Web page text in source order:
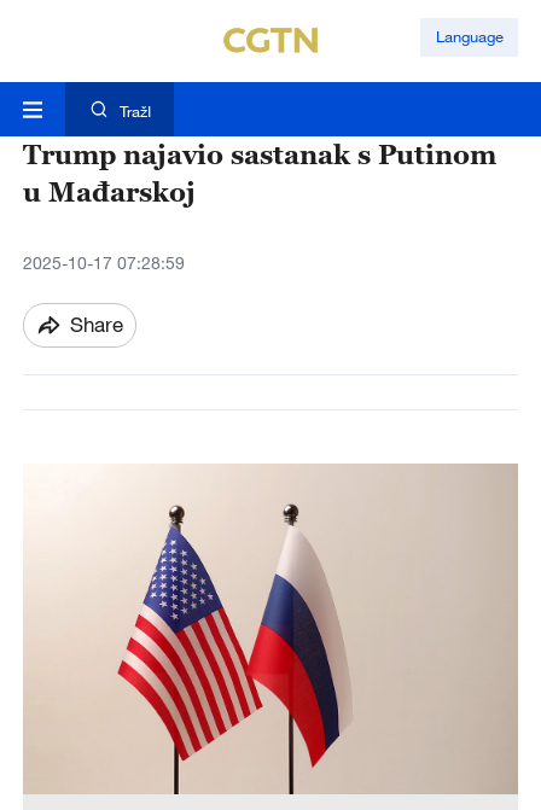
Language
TražI
Trump najavio sastanak s Putinom
u Mađarskoj
2025-10-17 07:28:59
Share